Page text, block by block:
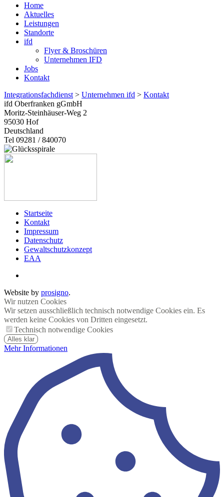
Home
Aktuelles
Leistungen
Standorte
ifd
Flyer & Broschüren
Unternehmen IFD
Jobs
Kontakt
Integrationsfachdienst > Unternehmen ifd > Kontakt
ifd Oberfranken gGmbH
Moritz-Steinhäuser-Weg 2
95030 Hof
Deutschland
Tel 09281 / 840070
Startseite
Kontakt
Impressum
Datenschutz
Gewaltschutzkonzept
EAA
Website by prosigno.
Wir nutzen Cookies
Wir setzen ausschließlich technisch notwendige Cookies ein. Es
werden keine Cookies von Dritten eingesetzt.
Technisch notwendige Cookies
Alles klar
Mehr Informationen